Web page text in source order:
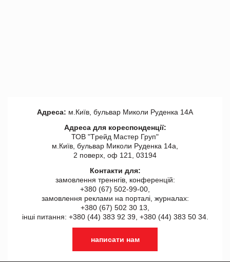
Адреса: м.Київ, бульвар Миколи Руденка 14А
Адреса для кореспонденції:
ТОВ "Tрейд Мастер Груп"
м.Київ, бульвар Миколи Руденка 14а,
2 поверх, оф 121, 03194
Контакти для:
замовлення треннгів, конференцій:
+380 (67) 502-99-00,
замовлення реклами на порталі, журналах:
+380 (67) 502 30 13,
інші питання: +380 (44) 383 92 39, +380 (44) 383 50 34.
написати нам